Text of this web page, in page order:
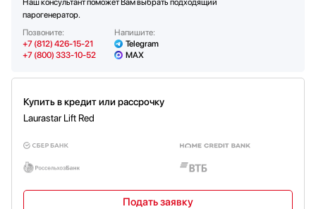
Наш консультант поможет Вам выбрать подходящий
парогенератор.
Позвоните:
+7 (812) 426-15-21
+7 (800) 333-10-52
Напишите:
Telegram
MAX
Купить в кредит или рассрочку
Laurastar Lift Red
Подать заявку